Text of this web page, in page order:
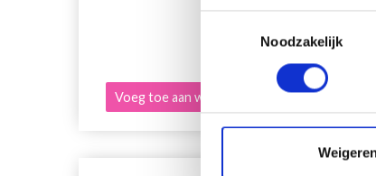
Noodzakelijk
Voeg toe aan winkelwagen